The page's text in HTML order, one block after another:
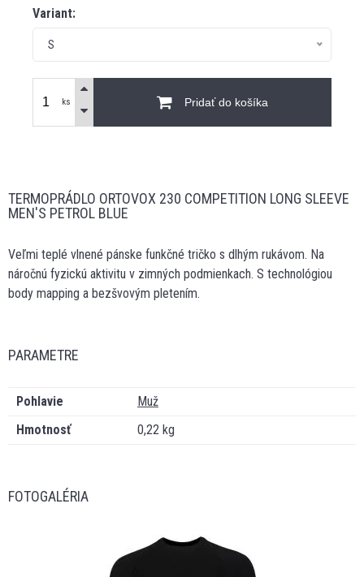
Variant:
S
ks Pridať do košíka
TERMOPRÁDLO ORTOVOX 230 COMPETITION LONG SLEEVE
MEN'S PETROL BLUE
Veľmi teplé vlnené pánske funkčné tričko s dlhým rukávom. Na
náročnú fyzickú aktivitu v zimných podmienkach. S technológiou
body mapping a bezšvovým pletením.
PARAMETRE
Pohlavie
Muž
Hmotnosť
0,22 kg
FOTOGALÉRIA